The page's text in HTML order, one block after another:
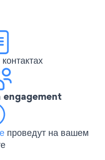
контактах
engagement
проведут на вашем